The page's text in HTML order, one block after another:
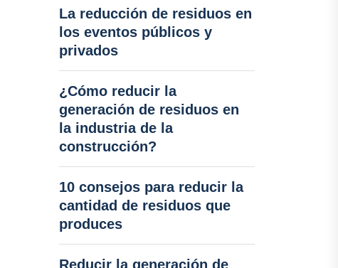
La reducción de residuos en
los eventos públicos y
privados
¿Cómo reducir la
generación de residuos en
la industria de la
construcción?
10 consejos para reducir la
cantidad de residuos que
produces
Reducir la generación de